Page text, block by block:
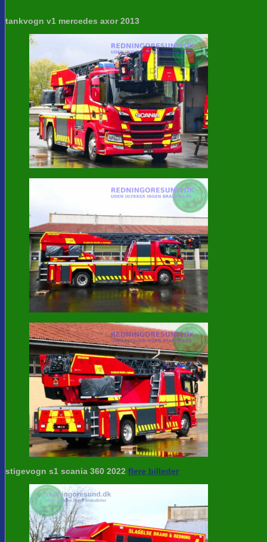
tankvogn v1 mercedes axor 2013
stigevogn s1 scania 360 2022 flere billeder